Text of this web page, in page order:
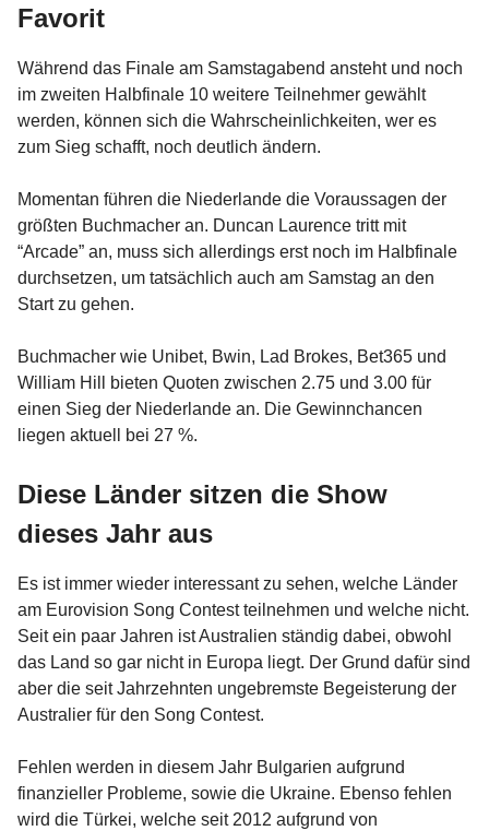
Favorit
Während das Finale am Samstagabend ansteht und noch
im zweiten Halbfinale 10 weitere Teilnehmer gewählt
werden, können sich die Wahrscheinlichkeiten, wer es
zum Sieg schafft, noch deutlich ändern.
Momentan führen die Niederlande die Voraussagen der
größten Buchmacher an. Duncan Laurence tritt mit
“Arcade” an, muss sich allerdings erst noch im Halbfinale
durchsetzen, um tatsächlich auch am Samstag an den
Start zu gehen.
Buchmacher wie Unibet, Bwin, Lad Brokes, Bet365 und
William Hill bieten Quoten zwischen 2.75 und 3.00 für
einen Sieg der Niederlande an. Die Gewinnchancen
liegen aktuell bei 27 %.
Diese Länder sitzen die Show
dieses Jahr aus
Es ist immer wieder interessant zu sehen, welche Länder
am Eurovision Song Contest teilnehmen und welche nicht.
Seit ein paar Jahren ist Australien ständig dabei, obwohl
das Land so gar nicht in Europa liegt. Der Grund dafür sind
aber die seit Jahrzehnten ungebremste Begeisterung der
Australier für den Song Contest.
Fehlen werden in diesem Jahr Bulgarien aufgrund
finanzieller Probleme, sowie die Ukraine. Ebenso fehlen
wird die Türkei, welche seit 2012 aufgrund von